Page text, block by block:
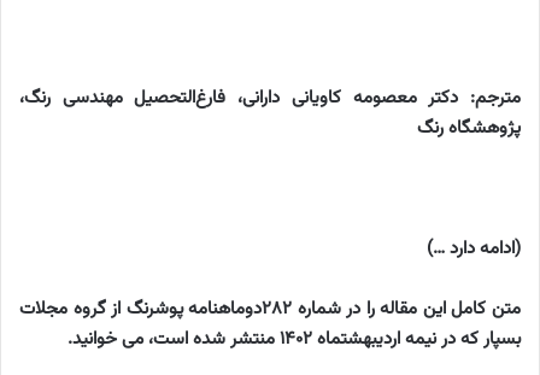
مترجم: دکتر معصومه کاویانی دارانی، فارغ‌التحصیل مهندسی رنگ،
پژوهشگاه رنگ
(ادامه دارد …)
متن کامل این مقاله را در شماره 282دوماهنامه پوشرنگ از گروه مجلات
بسپار که در نیمه اردیبهشتماه 1402 منتشر شده است، می خوانید.